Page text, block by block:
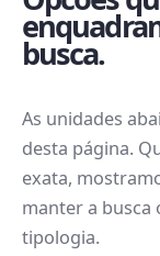
busca.
As unidades
desta página.
exata,
manter a
tipologia.